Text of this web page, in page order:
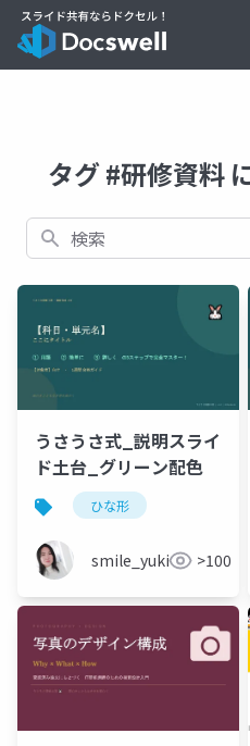
タグ #研修資料
検索
うさうさ式_説明スライ
ド土台_グリーン配色
ひな形
smile_yukiko_it>100